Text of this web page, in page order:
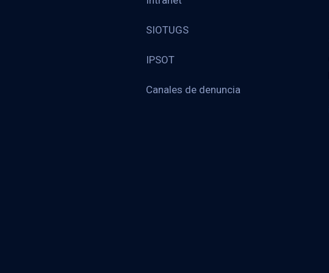
SIOTUGS
IPSOT
Canales de denuncia